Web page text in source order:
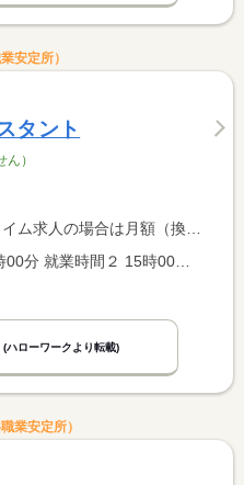
安定所）
タント
）
）、パート求人の場合は時間額を表示しています。
就業時間１ 16時00分〜18時00分 就業時間２ 15時00分〜18時00分 就業時間３ 14時00分〜18時00分 又は 10時00分〜11時00分の時間の間の1時間 就業時間に関する特記事項 就業時間・就業曜日は応相談可。 <BR> 短時間勤務可能な方。 <BR> 複数箇所勤務されている方など、柔軟にご対応いただける方。
(ハローワークより転載)
業安定所）